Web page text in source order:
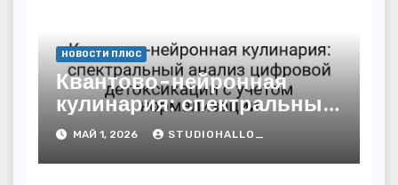
НОВОСТИ ПЛЮС
Квантово-нейронная
кулинария: спектральный
анализ цифровой
детоксикации с учётом
нормализации
МАЙ 1, 2026 STUDIOHALLO_